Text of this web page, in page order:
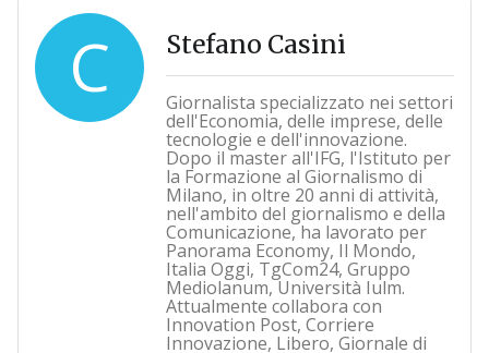
C Stefano Casini
Giornalista specializzato nei settori
dell'Economia, delle imprese, delle
tecnologie e dell'innovazione.
Dopo il master all'IFG, l'Istituto per
la Formazione al Giornalismo di
Milano, in oltre 20 anni di attività,
nell'ambito del giornalismo e della
Comunicazione, ha lavorato per
Panorama Economy, Il Mondo,
Italia Oggi, TgCom24, Gruppo
Mediolanum, Università Iulm.
Attualmente collabora con
Innovation Post, Corriere
Innovazione, Libero, Giornale di